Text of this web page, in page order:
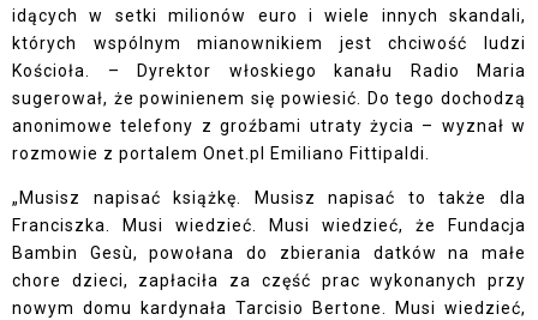
idących w setki milionów euro i wiele innych skandali,
których wspólnym mianownikiem jest chciwość ludzi
Kościoła. – Dyrektor włoskiego kanału Radio Maria
sugerował, że powinienem się powiesić. Do tego dochodzą
anonimowe telefony z groźbami utraty życia – wyznał w
rozmowie z portalem Onet.pl Emiliano Fittipaldi.
„Musisz napisać książkę. Musisz napisać to także dla
Franciszka. Musi wiedzieć. Musi wiedzieć, że Fundacja
Bambin Gesù, powołana do zbierania datków na małe
chore dzieci, zapłaciła za część prac wykonanych przy
nowym domu kardynała Tarcisio Bertone. Musi wiedzieć,